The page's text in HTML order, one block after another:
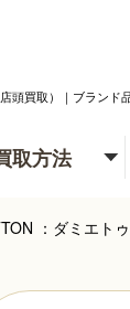
買取）｜ブランド
取方法
：ダミエト